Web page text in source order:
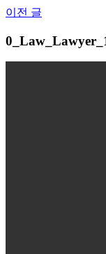
Skip
content
이전 글